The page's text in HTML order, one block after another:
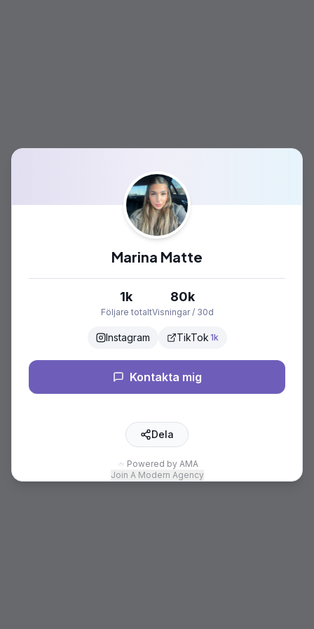
Marina Matte
1k
Följare totalt
80k
Visningar / 30d
Instagram TikTok 1k
Kontakta mig
Dela
Powered by AMA
Join A Modern Agency